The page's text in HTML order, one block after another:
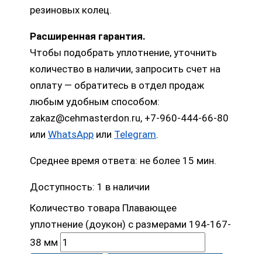
резиновых колец.
Расширенная гарантия.
Чтобы подобрать уплотнение, уточнить
количество в наличии, запросить счет на
оплату — обратитесь в отдел продаж
любым удобным способом:
zakaz@cehmasterdon.ru, +7-960-444-66-80
илиWhatsApp или Telegram.
Среднее время ответа: не более 15 мин.
Доступность: 1 в наличии
Количество товара Плавающее
уплотнение (доукон) с размерами 194-167-
38 мм